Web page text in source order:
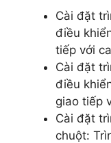
Cài đặt
điều
tiếp với
Cài đặt
điều
giao tiếp
Cài đặt
chuột: